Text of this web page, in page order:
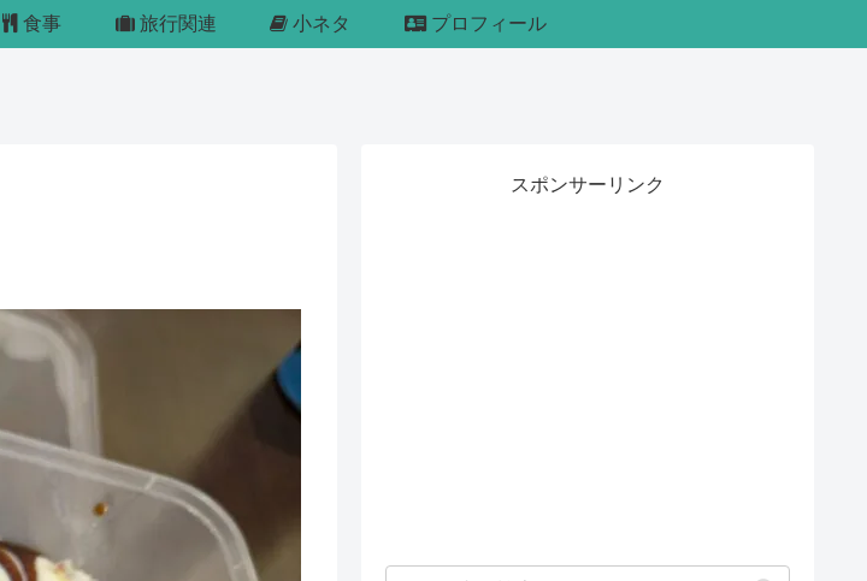
食事 旅行関連 小ネタ
プロフィール
スポンサーリンク